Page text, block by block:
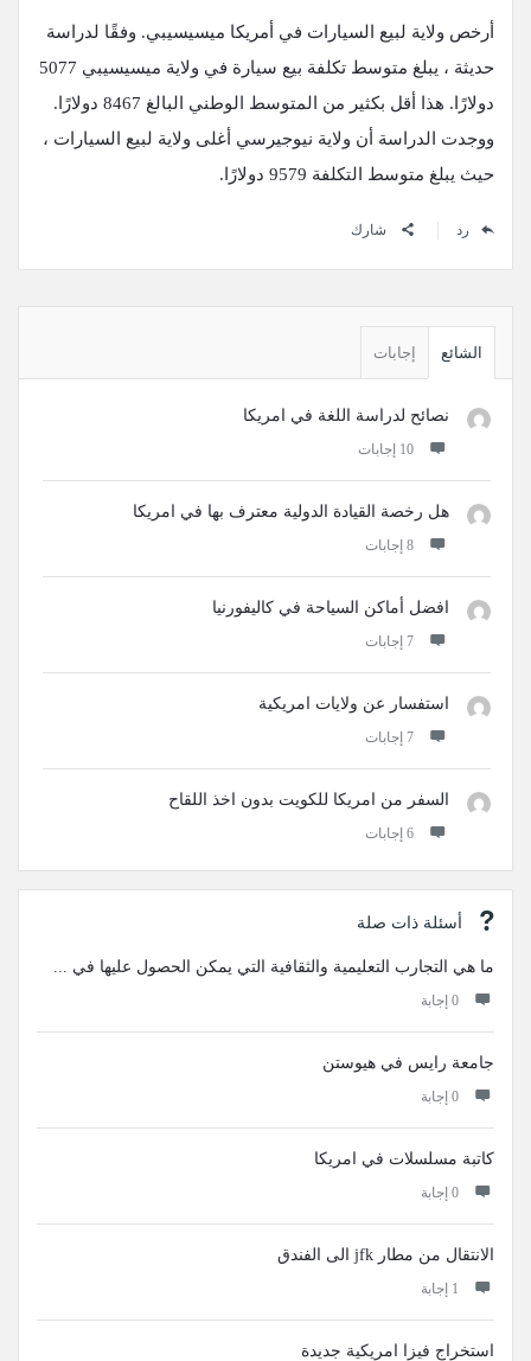
أرخص ولاية لبيع السيارات في أمريكا ميسيسيبي. وفقًا لدراسة
حديثة ، يبلغ متوسط ​​تكلفة بيع سيارة في ولاية ميسيسيبي 5077
دولارًا. هذا أقل بكثير من المتوسط ​​الوطني البالغ 8467 دولارًا.
ووجدت الدراسة أن ولاية نيوجيرسي أغلى ولاية لبيع السيارات ،
حيث يبلغ متوسط ​​التكلفة 9579 دولارًا.
رد شارك
الجانبيةالشائع إجابات
نصائح لدراسة اللغة في امريكا
‫10 إجابات
هل رخصة القيادة الدولية معترف بها في امريكا
‫8 إجابات
افضل أماكن السياحة في كاليفورنيا
‫7 إجابات
استفسار عن ولايات امريكية
‫7 إجابات
السفر من امريكا للكويت بدون اخذ اللقاح
‫6 إجابات
أسئلة ذات صلة
ما هي التجارب التعليمية والثقافية التي يمكن الحصول عليها في ...
‫0 إجابة
جامعة رايس في هيوستن
‫0 إجابة
كاتبة مسلسلات في امريكا
‫0 إجابة
الانتقال من مطار jfk الى الفندق
‫1 إجابة
استخراج فيزا امريكية جديدة